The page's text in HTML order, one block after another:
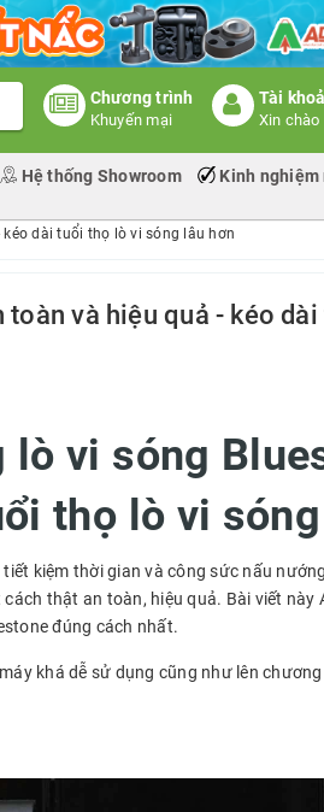
Chương trình
Khuyến mại
Tài
Xin chào
Hệ thống Showroom Kinh nghiệm
dài tuổi thọ lò vi sóng lâu hơn
và hiệu quả - kéo
vi sóng
thọ lò vi
kiệm thời gian và công sức nấu
thật an toàn, hiệu quả. Bài viết
đúng cách nhất.
khá dễ sử dụng cũng như lên